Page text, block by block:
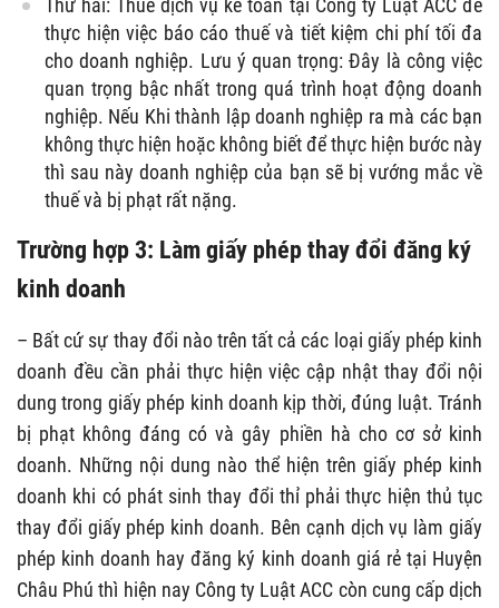
Thứ hai: Thuê dịch vụ kế toán tại Công ty Luật ACC để
thực hiện việc báo cáo thuế và tiết kiệm chi phí tối đa
cho doanh nghiệp. Lưu ý quan trọng: Đây là công việc
quan trọng bậc nhất trong quá trình hoạt động doanh
nghiệp. Nếu Khi thành lập doanh nghiệp ra mà các bạn
không thực hiện hoặc không biết để thực hiện bước này
thì sau này doanh nghiệp của bạn sẽ bị vướng mắc về
thuế và bị phạt rất nặng.
Trường hợp 3: Làm giấy phép thay đổi đăng ký
kinh doanh
– Bất cứ sự thay đổi nào trên tất cả các loại giấy phép kinh
doanh đều cần phải thực hiện việc cập nhật thay đổi nội
dung trong giấy phép kinh doanh kịp thời, đúng luật. Tránh
bị phạt không đáng có và gây phiền hà cho cơ sở kinh
doanh. Những nội dung nào thể hiện trên giấy phép kinh
doanh khi có phát sinh thay đổi thỉ phải thực hiện thủ tục
thay đổi giấy phép kinh doanh. Bên cạnh dịch vụ làm giấy
phép kinh doanh hay đăng ký kinh doanh giá rẻ tại Huyện
Châu Phú thì hiện nay Công ty Luật ACC còn cung cấp dịch